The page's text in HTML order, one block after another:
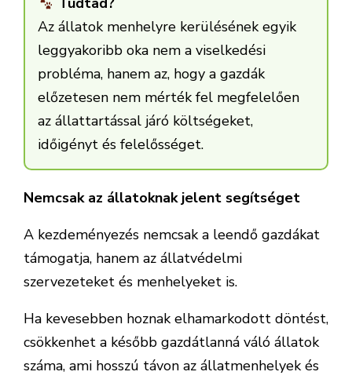
Az állatok menhelyre kerülésének egyik
leggyakoribb oka nem a viselkedési
probléma, hanem az, hogy a gazdák
előzetesen nem mérték fel megfelelően
az állattartással járó költségeket,
időigényt és felelősséget.
Nemcsak az állatoknak jelent segítséget
A kezdeményezés nemcsak a leendő gazdákat
támogatja, hanem az állatvédelmi
szervezeteket és menhelyeket is.
Ha kevesebben hoznak elhamarkodott döntést,
csökkenhet a később gazdátlanná váló állatok
száma, ami hosszú távon az állatmenhelyek és